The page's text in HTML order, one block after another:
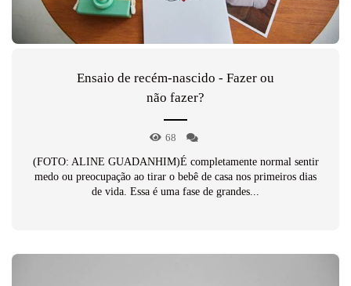
Ensaio de recém-nascido - Fazer ou
não fazer?
68
(FOTO: ALINE GUADANHIM)É completamente normal sentir
medo ou preocupação ao tirar o bebê de casa nos primeiros dias
de vida. Essa é uma fase de grandes...